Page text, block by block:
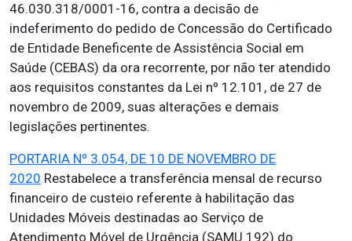
46.030.318/0001-16, contra a decisão de
indeferimento do pedido de Concessão do Certificado
de Entidade Beneficente de Assistência Social em
Saúde (CEBAS) da ora recorrente, por não ter atendido
aos requisitos constantes da Lei nº 12.101, de 27 de
novembro de 2009, suas alterações e demais
legislações pertinentes.
PORTARIA Nº 3.054, DE 10 DE NOVEMBRO DE
2020 Restabelece a transferência mensal de recurso
financeiro de custeio referente à habilitação das
Unidades Móveis destinadas ao Serviço de
Atendimento Móvel de Urgência (SAMU 192) do